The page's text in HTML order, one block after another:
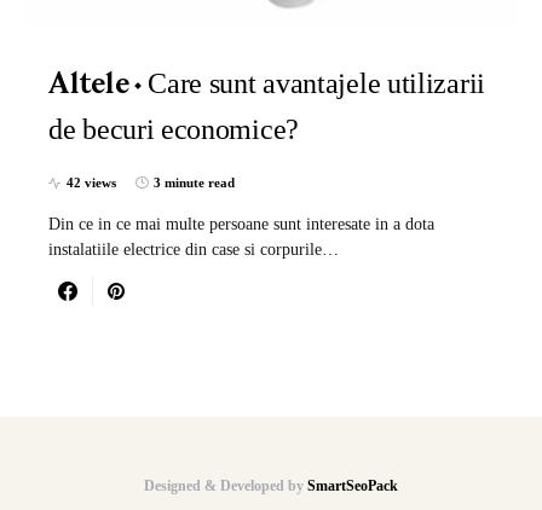
Altele
Care sunt avantajele utilizarii
de becuri economice?
42 views 3 minute read
Din ce in ce mai multe persoane sunt interesate in a dota
instalatiile electrice din case si corpurile…
Designed & Developed by SmartSeoPack